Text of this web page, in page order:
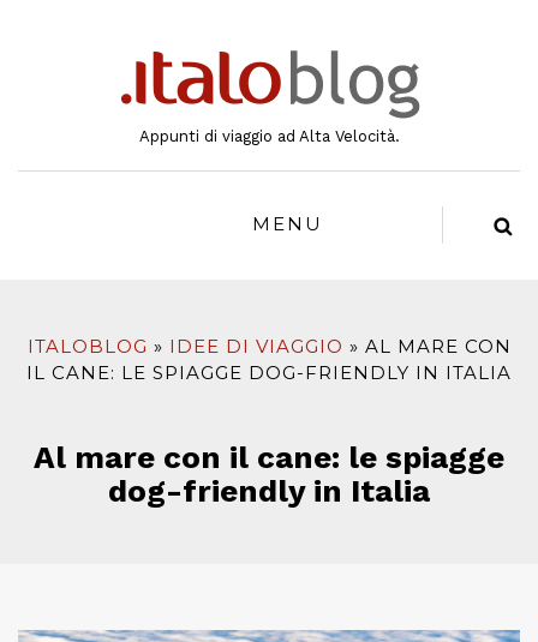
Appunti di viaggio ad Alta Velocità.
MENU
ITALOBLOG IDEE DI VIAGGIO
AL MARE CON
IL CANE: LE SPIAGGE DOG-FRIENDLY IN ITALIA
Al mare con il cane: le spiagge
dog-friendly in Italia